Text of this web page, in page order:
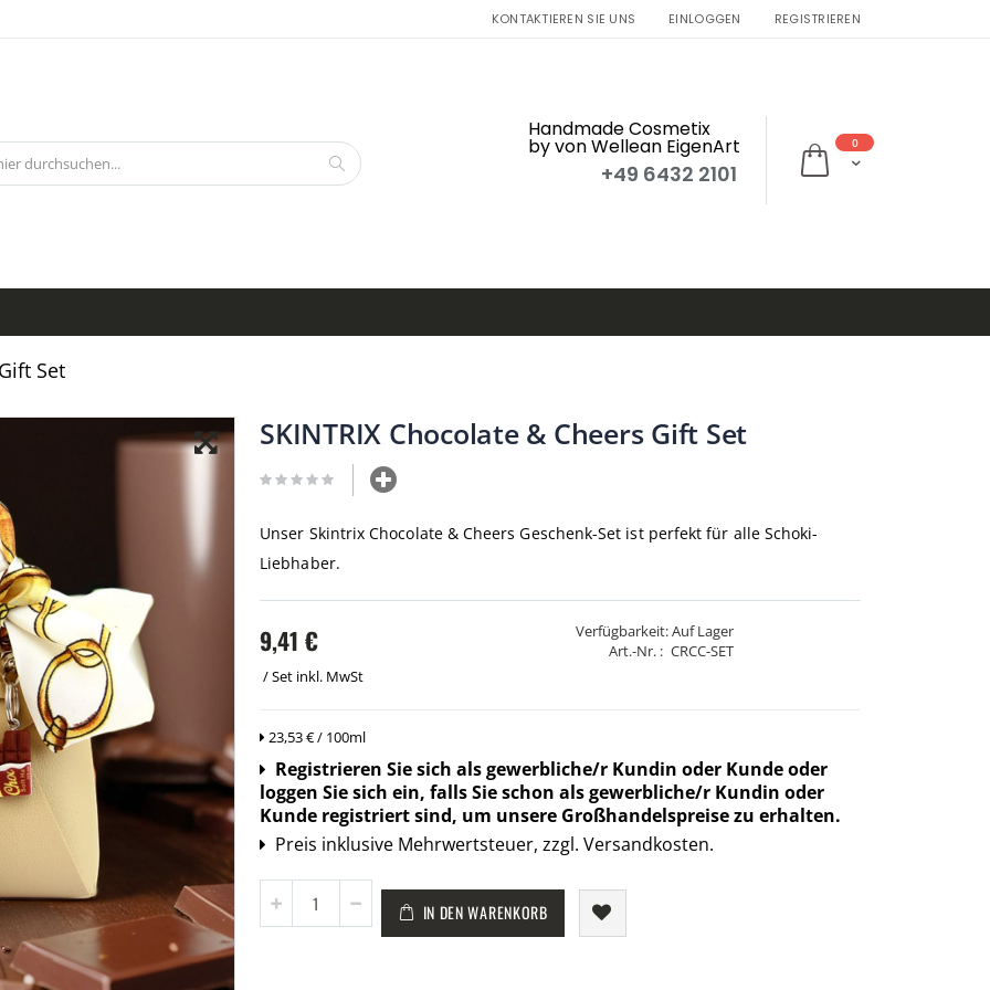
KONTAKTIEREN SIE UNS EINLOGGEN REGISTRIEREN
Mein Warenkorb
0
Handmade Cosmetix
by von Wellean EigenArt
+49 6432 2101
Set
SKINTRIX Chocolate & Cheers Gift Set
Unser Skintrix Chocolate & Cheers Geschenk-Set ist perfekt für alle Schoki-
Liebhaber.
9,41 €
/ Set inkl. MwSt
Verfügbarkeit:Auf Lager
Art.-Nr.
CRCC-SET
23,53 € / 100ml
Login
info:
Registrieren Sie sich als gewerbliche/r Kundin oder Kunde oder
loggen Sie sich ein, falls Sie schon als gewerbliche/r Kundin oder
Kunde registriert sind, um unsere Großhandelspreise zu erhalten.
Preisangabe:
Preis inklusive Mehrwertsteuer, zzgl. Versandkosten.
IN DEN WARENKORB